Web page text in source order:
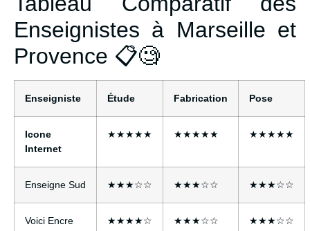
Enseignistes à Marseille et
Provence 📋🧐
Enseigniste Étude Fabrication Pose
Icone
Internet
★★★★★ ★★★★★ ★★★★★
Enseigne Sud ★★★☆☆ ★★★☆☆ ★★★☆☆
Voici Encre ★★★★☆ ★★★☆☆ ★★★☆☆